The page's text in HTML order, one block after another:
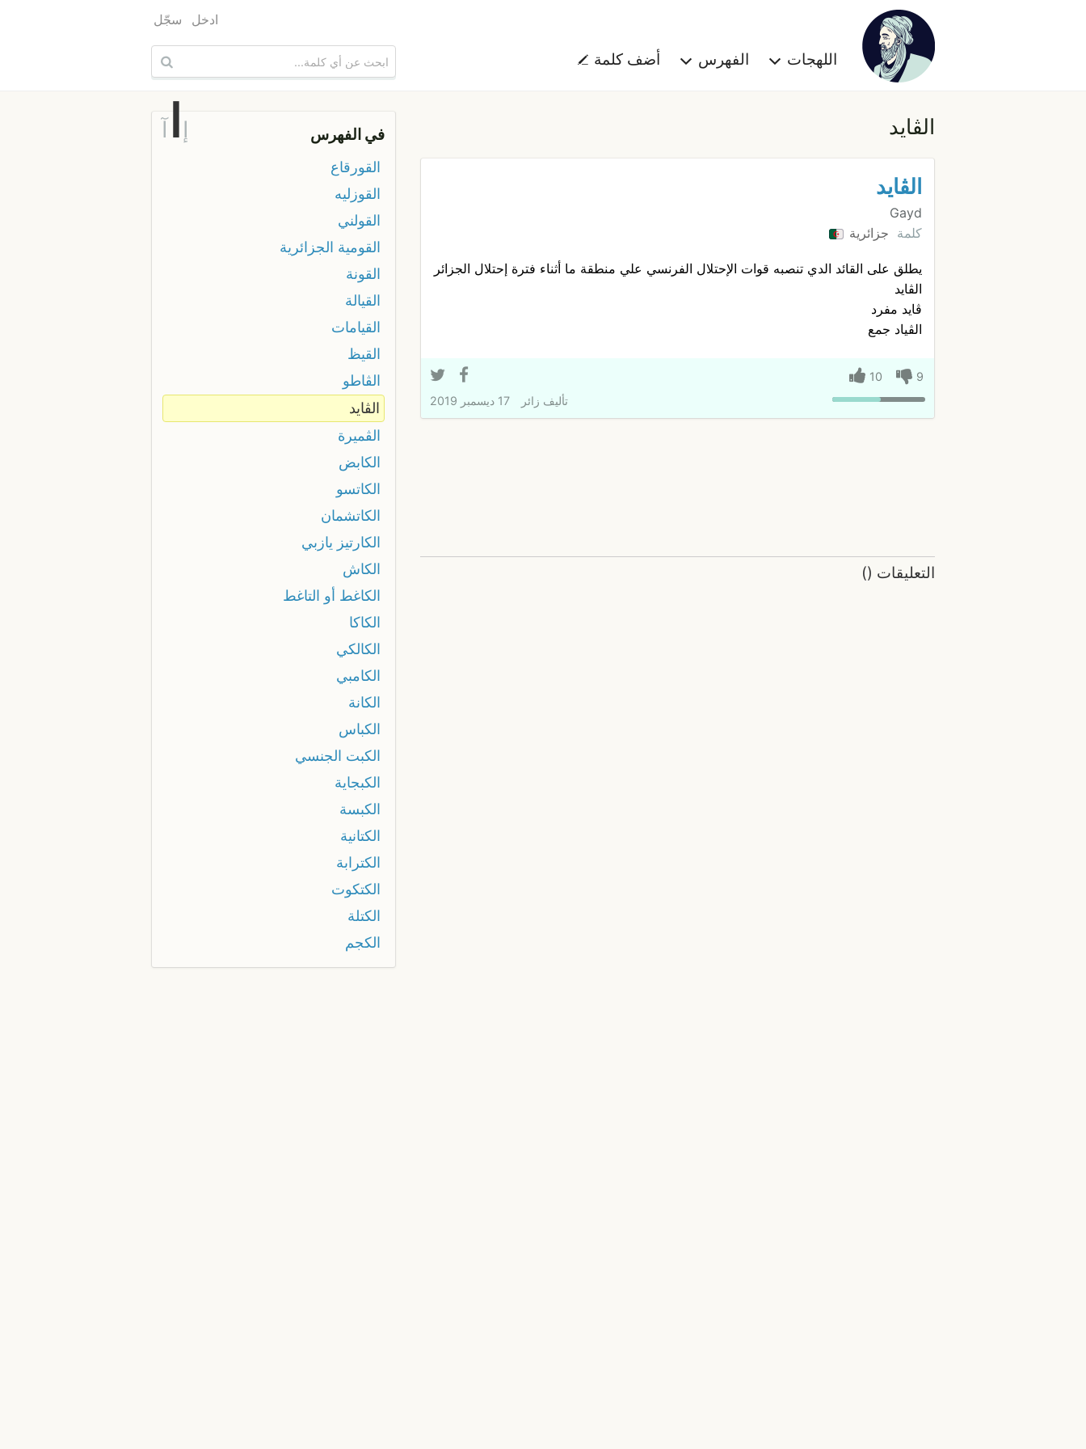
اللهجات الفهرس أضف كلمة
ادخل سجّل
الڨايد
الڨايد
Gayd
كلمة جزائرية
يطلق على القائد الدي تنصبه قوات الإحتلال الفرنسي علي منطقة ما أثناء فترة إحتلال الجزائر
الڨايد
ڨايد مفرد
الڨياد جمع
9
10
تأليف زائر 17 ديسمبر 2019
التعليقات (
)
في الفهرس إ آ
القورقاع
القوزليه
القولني
القومية الجزائرية
القونة
القيالة
القيامات
القيظ
الڨاطو
الڨايد
الڨميرة
الكابض
الكاتسو
الكاتشمان
الكارتيز يازبي
الكاش
الكاغط أو التاغط
الكاكا
الكالكي
الكامبي
الكانة
الكباس
الكبت الجنسي
الكبجاية
الكبسة
الكتانية
الكترابة
الكتكوت
الكتلة
الكجم